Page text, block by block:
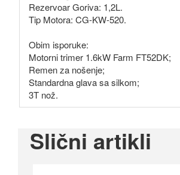
Rezervoar Goriva: 1,2L.
Tip Motora: CG-KW-520.
Obim isporuke:
Motorni trimer 1.6kW Farm FT52DK;
Remen za nošenje;
Standardna glava sa silkom;
3T nož.
Slični artikli